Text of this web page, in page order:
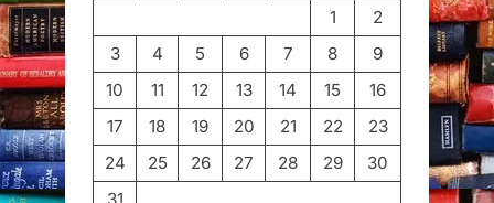
1
2
3
4 5 6 7 8
9
10
11 12 13 14 15
16
17
18 19 20 21 22
23
24
25 26 27 28 29
30
31